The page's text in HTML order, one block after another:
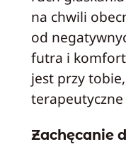
na chwili
od
futra i
jest przy
Zachęcanie